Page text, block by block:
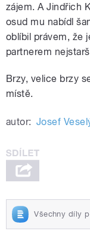
zájem. A Jindřich
osud mu nabídl
oblíbil právem, že
partnerem
Brzy, velice brzy
místě.
autor: Josef
Všechny díly